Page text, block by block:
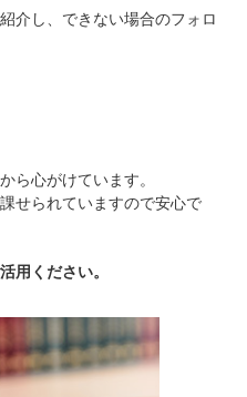
介し、できない場合のフォロ
段から心がけています。
せられていますので安心で
用ください。